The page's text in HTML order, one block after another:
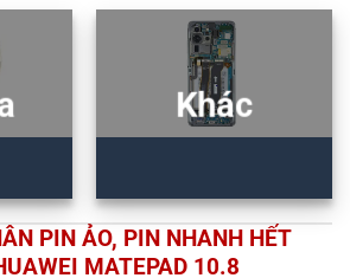
Khác
PIN ẢO, PIN NHANH HẾT
MATEPAD 10.8